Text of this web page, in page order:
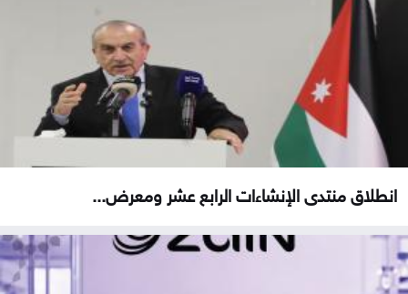
انطلاق منتدى الإنشاءات الرابع عشر ومعرض...